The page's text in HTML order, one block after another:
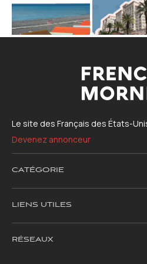
Le site des Français des États-
Devenez annonceur
CATÉGORIE
LIENS UTILES
RÉSEAUX